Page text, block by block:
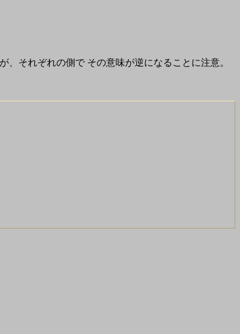
、それぞれの側で その意味が逆になることに注意。